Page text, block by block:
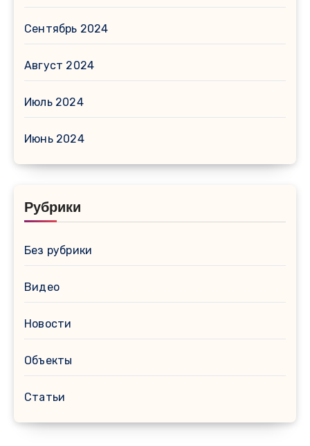
Сентябрь 2024
Август 2024
Июль 2024
Июнь 2024
Рубрики
Без рубрики
Видео
Новости
Объекты
Статьи